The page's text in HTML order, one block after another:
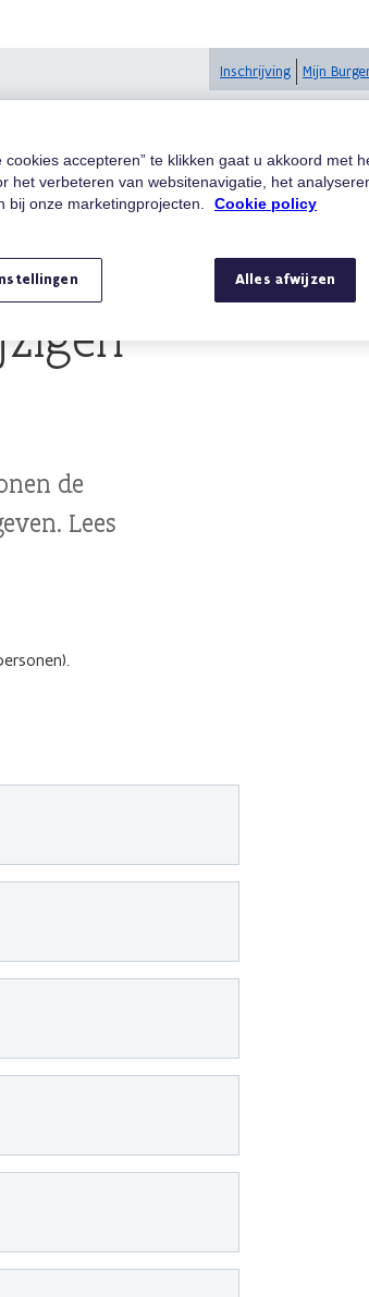
Inschrijving Mijn
wijzigen en/of toevoegen?
de
Lees
cookies accepteren” te klikken gaat u akkoord met
het verbeteren van websitenavigatie, het
bij onze marketingprojecten.
Cookie policy
Alles afwijzen